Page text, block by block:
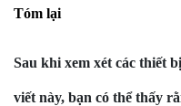
Tóm lại
Sau khi xem xét các thiết
viết này, bạn có thể thấy